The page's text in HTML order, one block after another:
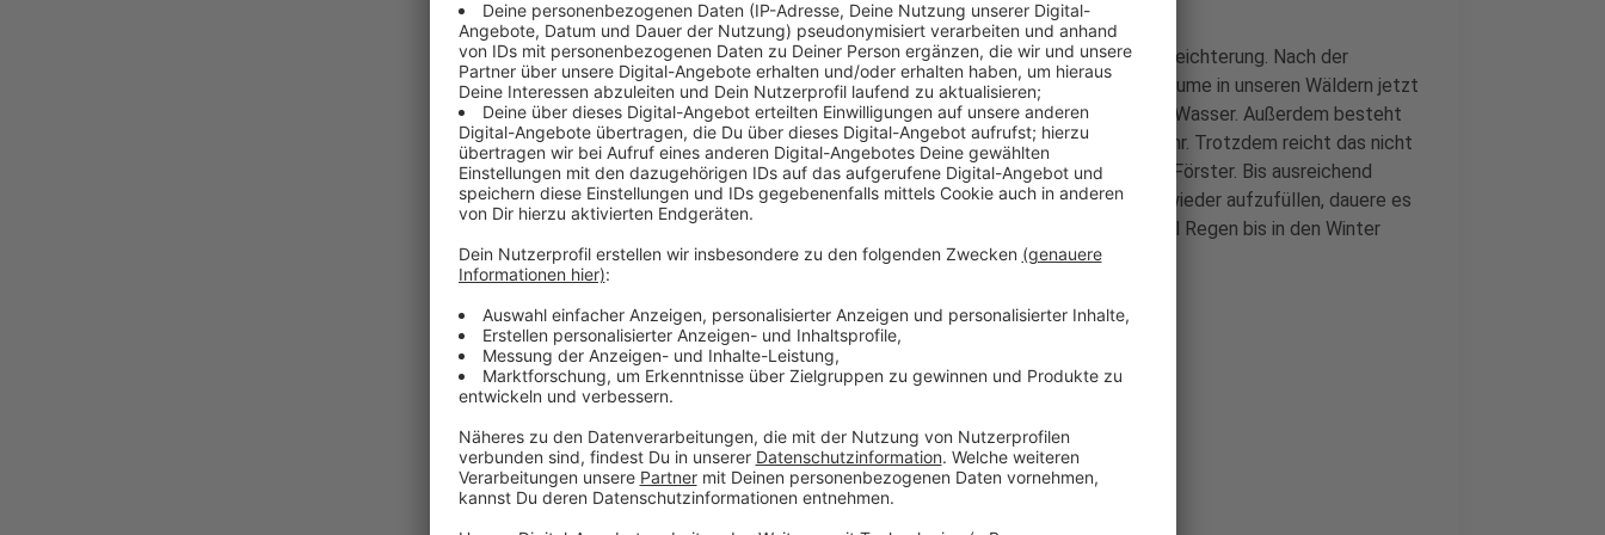
Der Dauerregen sorgt bei dem Leverkusener Förster für große Erleichterung. Nach der
monatelangen Trockenphase können sich viele angeschlagene Bäume in unseren Wäldern jetzt
regenerieren. Besonders viele Eichen speichern sogar vorsorglich Wasser. Außerdem besteht
durch den Regen schon seit längerem keine Waldbrandgefahr mehr. Trotzdem reicht das nicht
für eine wirklich nachhaltige Versorgung unserer Bäume, sagt der Förster. Bis ausreichend
Wasser in den Boden gesickert ist, um die Grundwasserspeicher wieder aufzufüllen, dauere es
noch etwas. Dafür braucht es laut dem Förster auch weiterhin viel Regen bis in den Winter
hinein.
Anzeige
Mehr Meldungen aus Leverkusen
Anzeige
Rund 60 neue Hinweise in Leverkusener Cold-Case-Fall